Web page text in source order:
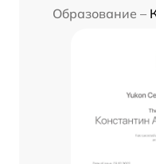
Образование –